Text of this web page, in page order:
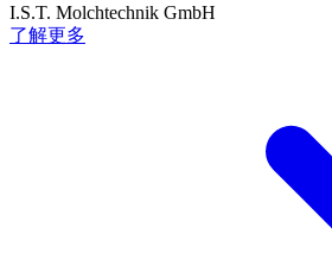
I.S.T. Molchtechnik GmbH
了解更多